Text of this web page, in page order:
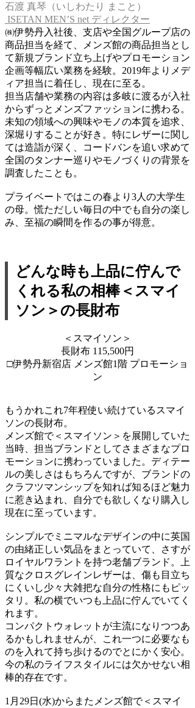
石渡 真琴（いしわたり まこと）
ISETAN MEN’S net ディレクター
㈱伊勢丹入社後、支店や全国グループ店の
商品担当を経て、メンズ館の商品担当とし
て新規ブランド立ち上げやプロモーション
企画等幅広い業務を経験。2019年よりメデ
ィア担当に着任し、現在に至る。
担当店舗や業務の内容は多岐に渡るが入社
からずっとメンズファッションに携わる。
未知の領域への興味やモノの本質を追求、
深堀りすることが好き。特にレザーに関し
ては造詣が深く、コードバンを追い求めて
全国のタンナー巡りやモノづくりの背景を
調査したことも。
プライベートではこの春より3人の大学生
の母。慌ただしい毎日の中でも自分の楽し
み、至福の瞬間を作るの事が得意。
どんな時も上品に佇んで
くれる私の相棒＜スマイ
ソン＞の長財布
＜スマイソン＞
長財布 115,500円
□伊勢丹新宿店 メンズ館1階 プロモーショ
ン
もうかれこれ7年程使い続けているスマイ
ソンの長財布。
メンズ館で＜スマイソン＞を展開していた
当時、担当ブランドとしてさまざまなプロ
モーションに携わっていました。ディテー
ルの美しさはもちろんですが、ブランドの
クラフツマンシップを知れば知るほど魅力
に惹き込まれ、自分でも欲しくなり購入し
現在に至っています。
シンプルでミニマルなデザインの中に英国
の由緒正しい気品をまとっていて、さすが
ロイヤルワラントを持つ老舗ブランド。上
質なクロスグレインレザーは、傷も目立ち
にくいし少々大雑把な自分の性格にもピッ
タリ。私の横でいつも上品に佇んでいてく
れます。
コンパクトウォレットが主流になりつつあ
るかもしれませんが、これ一つに必要なも
のを入れて持ち歩けるのでとにかく安心。
今の私のライフスタイルには欠かせない相
棒的存在です。
1月29日(水)からまたメンズ館で＜スマイ